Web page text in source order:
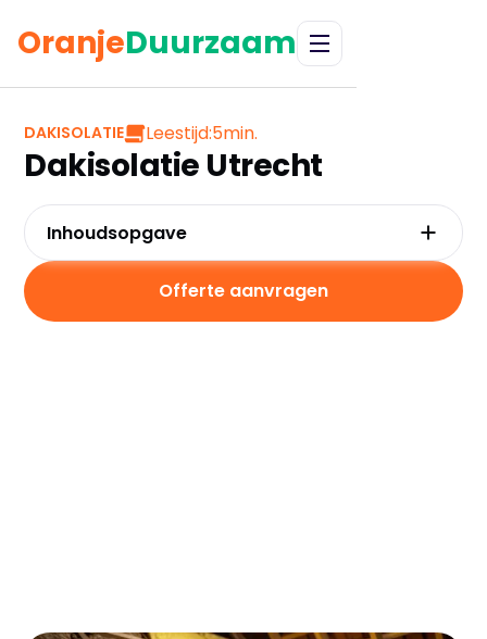
OranjeDuurzaam
DAKISOLATIE Leestijd:5min.
Dakisolatie Utrecht
Inhoudsopgave
Waarom kiezen voor dakisolatie in Utrecht?
Kosten en besparingen
Subsidies in Utrecht
Offerte aanvragen